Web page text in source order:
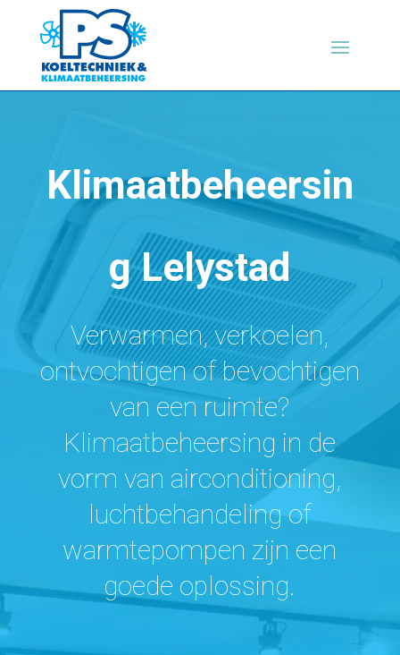
Klimaatbeheersin
g Lelystad
Verwarmen, verkoelen,
ontvochtigen of bevochtigen
van een ruimte?
Klimaatbeheersing in de
vorm van airconditioning,
luchtbehandeling of
warmtepompen zijn een
goede oplossing.